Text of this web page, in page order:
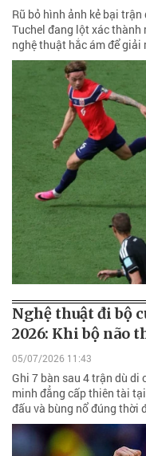
Rũ bỏ hình ảnh kẻ bại
Tuchel đang lột xác thành
nghệ thuật hắc ám để giải
Nghệ thuật đi bộ
2026: Khi bộ não
05/07/2026 11:43
Ghi 7 bàn sau 4 trận dù di
minh đẳng cấp thiên tài
đấu và bùng nổ đúng thời